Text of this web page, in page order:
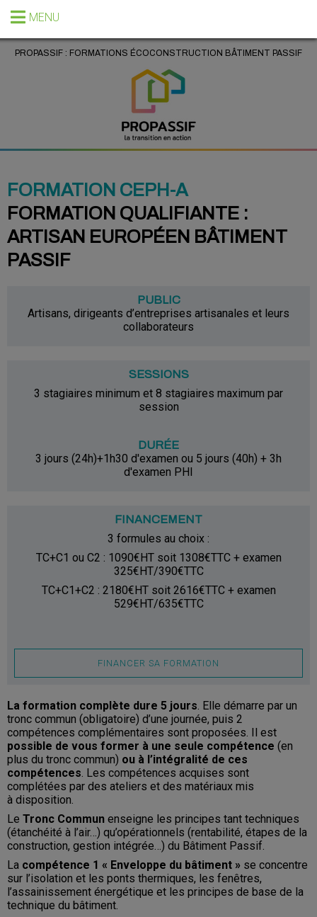
MENU
PROPASSIF : FORMATIONS ÉCOCONSTRUCTION BÂTIMENT PASSIF
FORMATION CEPH-A
FORMATION QUALIFIANTE :
ARTISAN EUROPÉEN BÂTIMENT
PASSIF
PUBLIC
Artisans, dirigeants d’entreprises artisanales et leurs
collaborateurs
SESSIONS
3 stagiaires minimum et 8 stagiaires maximum par
session
DURÉE
3 jours (24h)+1h30 d'examen ou 5 jours (40h) + 3h
d'examen PHI
FINANCEMENT
3 formules au choix :
TC+C1 ou C2 : 1090€HT soit 1308€TTC + examen
325€HT/390€TTC
TC+C1+C2 : 2180€HT soit 2616€TTC + examen
529€HT/635€TTC
FINANCER SA FORMATION
La formation complète dure 5 jours. Elle démarre par un
tronc commun (obligatoire) d’une journée, puis 2
compétences complémentaires sont proposées. Il est
possible de vous former à une seule compétence (en
plus du tronc commun) ou à l’intégralité de ces
compétences. Les compétences acquises sont
complétées par des ateliers et des matériaux mis
à disposition.
Le Tronc Commun enseigne les principes tant techniques
(étanchéité à l’air…) qu’opérationnels (rentabilité, étapes de la
construction, gestion intégrée…) du Bâtiment Passif.
La compétence 1 « Enveloppe du bâtiment » se concentre
sur l’isolation et les ponts thermiques, les fenêtres,
l’assainissement énergétique et les principes de base de la
technique du bâtiment.